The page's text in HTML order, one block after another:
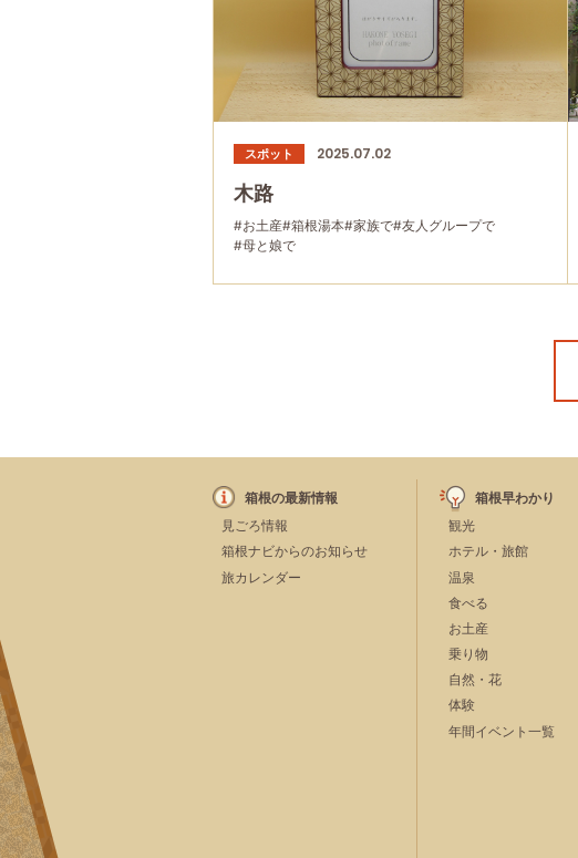
スポット 2025.07.02
木路
#お土産#箱根湯本#家族で#友人グループで
#母と娘で
箱根の最新情報
見ごろ情報
箱根ナビからのお知らせ
旅カレンダー
箱根早わかり
観光
ホテル・旅館
温泉
食べる
お土産
乗り物
自然・花
体験
年間イベント一覧